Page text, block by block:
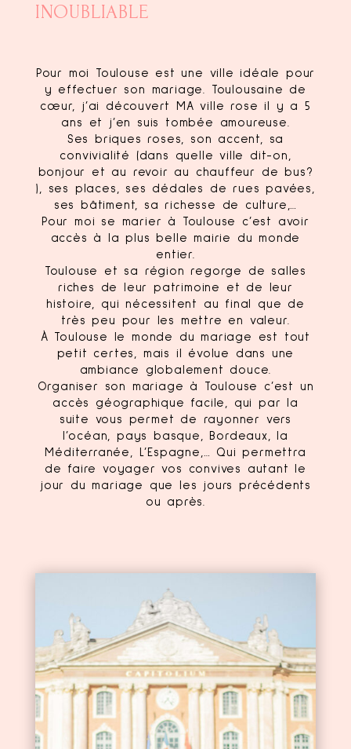
INOUBLIABLE
Pour moi Toulouse est une ville idéale pour
y effectuer son mariage. Toulousaine de
cœur, j’ai découvert MA ville rose il y a 5
ans et j’en suis tombée amoureuse.
Ses briques roses, son accent, sa
convivialité (dans quelle ville dit-on,
bonjour et au revoir au chauffeur de bus?
), ses places, ses dédales de rues pavées,
ses bâtiment, sa richesse de culture,…
Pour moi se marier à Toulouse c’est avoir
accès à la plus belle mairie du monde
entier.
Toulouse et sa région regorge de salles
riches de leur patrimoine et de leur
histoire, qui nécessitent au final que de
très peu pour les mettre en valeur.
À Toulouse le monde du mariage est tout
petit certes, mais il évolue dans une
ambiance globalement douce.
Organiser son mariage à Toulouse c’est un
accès géographique facile, qui par la
suite vous permet de rayonner vers
l’océan, pays basque, Bordeaux, la
Méditerranée, L’Espagne,… Qui permettra
de faire voyager vos convives autant le
jour du mariage que les jours précédents
ou après.